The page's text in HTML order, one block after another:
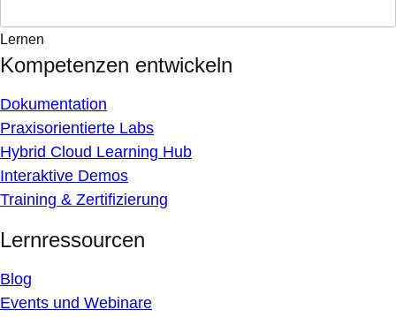
Lernen
Kompetenzen entwickeln
Dokumentation
Praxisorientierte Labs
Hybrid Cloud Learning Hub
Interaktive Demos
Training & Zertifizierung
Lernressourcen
Blog
Events und Webinare